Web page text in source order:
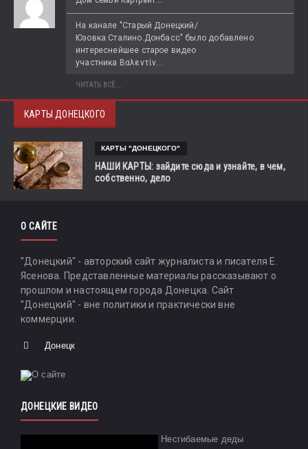
На канале "Старый Донецкий/
Юзовка.Сталино.Донбасс" было добавлено
интереснейшее старое видео
участника Βαλεντίν...
ЧИТАТЬ ВСЁ...
КАРТЫ ДОНЕЦКОГО
КАРТЫ "ДОНЕЦКОГО"
НАШИ КАРТЫ: зайдите сюда и узнайте, в чем,
собственно, дело
О САЙТЕ
"Донецкий" - авторский сайт журналиста и писателя Е.
Ясенова. Представленные материалы рассказывают о
прошлом и настоящем города Донецка. Сайт
"Донецкий" - вне политики и практически вне
коммерции.
Донецк
ДОНЕЦКИЕ ВИДЕО
Несгибаемые деды